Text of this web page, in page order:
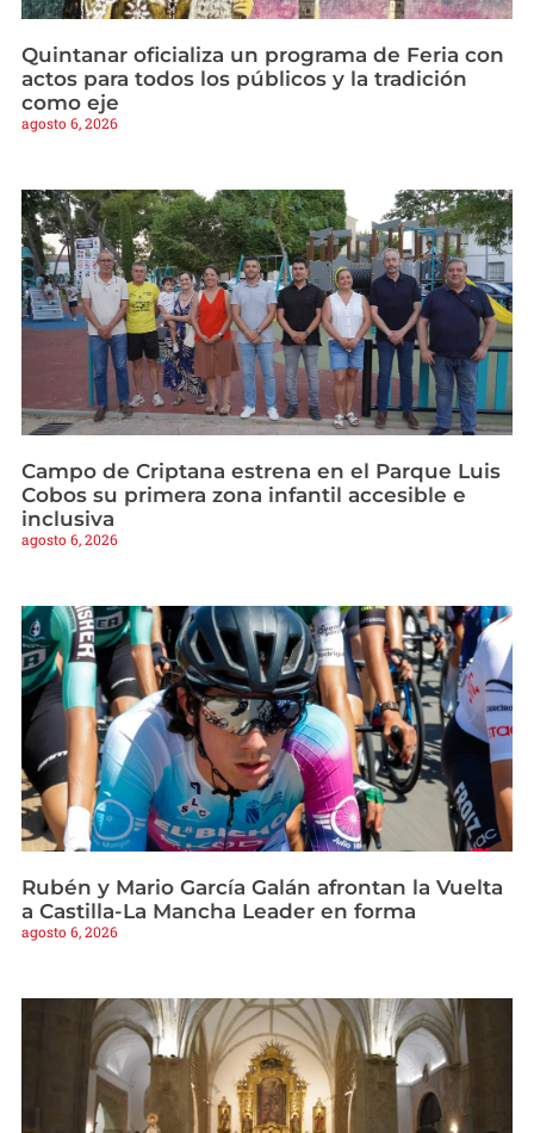
Quintanar oficializa un programa de Feria con
actos para todos los públicos y la tradición
como eje
agosto 6, 2026
Campo de Criptana estrena en el Parque Luis
Cobos su primera zona infantil accesible e
inclusiva
agosto 6, 2026
Rubén y Mario García Galán afrontan la Vuelta
a Castilla-La Mancha Leader en forma
agosto 6, 2026